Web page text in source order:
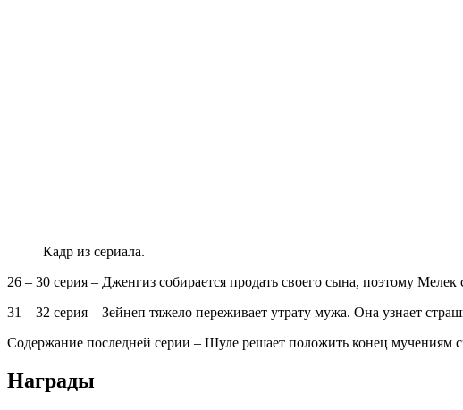
Кадр из сериала.
26 – 30 серия – Дженгиз собирается продать своего сына, поэтому
31 – 32 серия – Зейнеп тяжело переживает утрату мужа. Она узнает
Содержание последней серии – Шуле решает положить конец мучениям
Награды